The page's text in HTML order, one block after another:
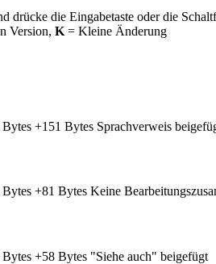
drücke die Eingabetaste oder die
Version, K = Kleine Änderung
Bytes +151 Bytes Sprachverweis
+81 Bytes Keine
Bytes +58 Bytes "Siehe auch" beigefügt